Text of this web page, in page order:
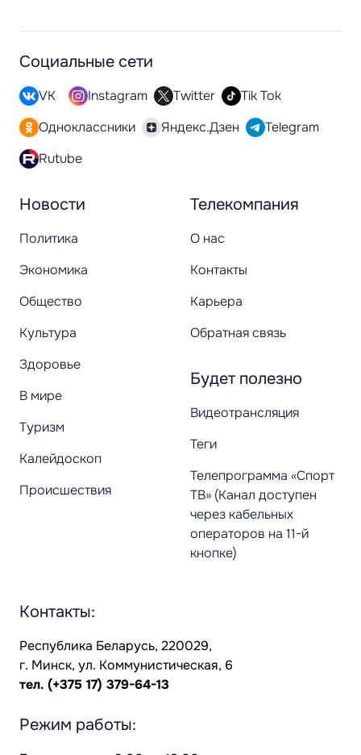
Новости
Политика
Экономика
Общество
Культура
Здоровье
В мире
Туризм
Калейдоскоп
Происшествия
Телекомпания
О нас
Контакты
Карьера
Обратная связь
Будет полезно
Видеотрансляция
Теги
Телепрограмма «Спорт
ТВ» (Канал доступен
через кабельных
операторов на 11-й
кнопке)
Социальные сети
VK Instagram Twitter
Tik Tok
Одноклассники
Яндекс.Дзен
Telegram
Rutube
Контакты:
Республика Беларусь, 220029,
г. Минск, ул. Коммунистическая, 6
тел. (+375 17) 379-64-13
Режим работы: